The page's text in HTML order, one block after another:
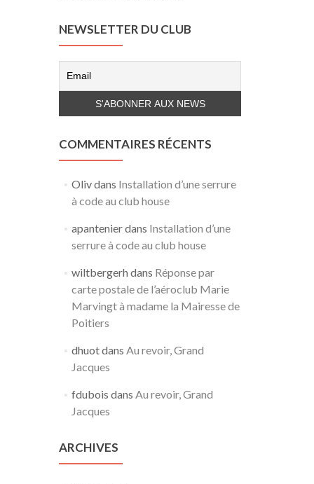
NEWSLETTER DU CLUB
COMMENTAIRES RÉCENTS
Olivdans Installation d’une serrure
à code au club house
apantenierdans Installation d’une
serrure à code au club house
wiltbergerh dans Réponse par
carte postale de l’aéroclub Marie
Marvingt à madame la Mairesse de
Poitiers
dhuotdans Au revoir, Grand
Jacques
fdubois dans Au revoir, Grand
Jacques
ARCHIVES